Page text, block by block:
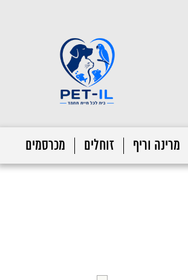
מרינה וריף זוחלים מכרסמים